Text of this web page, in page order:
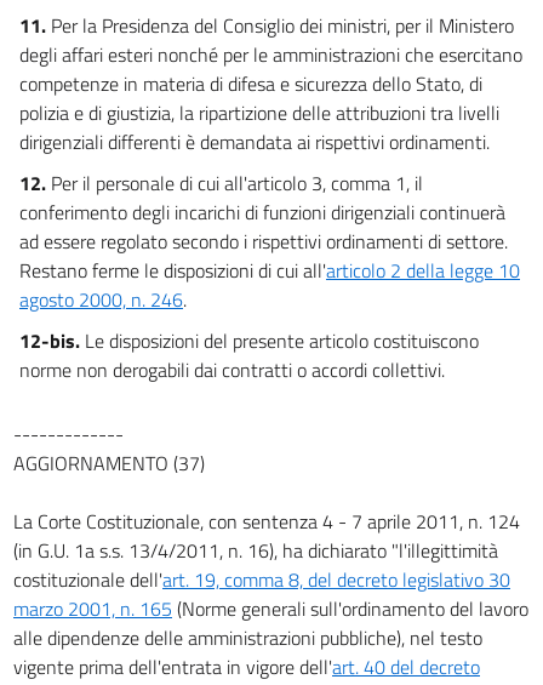
11. Per la Presidenza del Consiglio dei ministri, per il Ministero
degli affari esteri nonché per le amministrazioni che esercitano
competenze in materia di difesa e sicurezza dello Stato, di
polizia e di giustizia, la ripartizione delle attribuzioni tra livelli
dirigenziali differenti è demandata ai rispettivi ordinamenti.
12. Per il personale di cui all'articolo 3, comma 1, il
conferimento degli incarichi di funzioni dirigenziali continuerà
ad essere regolato secondo i rispettivi ordinamenti di settore.
Restano ferme le disposizioni di cui all'articolo 2 della legge 10
agosto 2000, n. 246.
12-bis. Le disposizioni del presente articolo costituiscono
norme non derogabili dai contratti o accordi collettivi.
-------------
AGGIORNAMENTO (37)
La Corte Costituzionale, con sentenza 4 - 7 aprile 2011, n. 124
(in G.U. 1a s.s. 13/4/2011, n. 16), ha dichiarato "l'illegittimità
costituzionale dell'art. 19, comma 8, del decreto legislativo 30
marzo 2001, n. 165 (Norme generali sull'ordinamento del lavoro
alle dipendenze delle amministrazioni pubbliche), nel testo
vigente prima dell'entrata in vigore dell'art. 40 del decreto